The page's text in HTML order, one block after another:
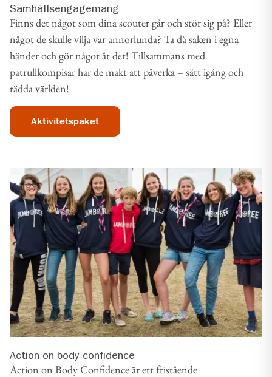
Samhällsengagemang
Finns det något som dina scouter går och stör sig på? Eller
något de skulle vilja var annorlunda? Ta då saken i egna
händer och gör något åt det! Tillsammans med
patrullkompisar har de makt att påverka – sätt igång och
rädda världen!
Aktivitetspaket
Action on body confidence
Action on Body Confidence är ett fristående